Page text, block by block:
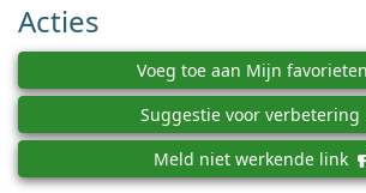
Acties
Voeg toe aan Mijn
Suggestie voor verbetering
Meld niet werkende link